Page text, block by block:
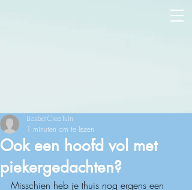
Ook een hoofd vol met
piekergedachten?
LiesbetCreaTuin
1 minuten om te lezen
Misschien heb je thuis nog ergens een